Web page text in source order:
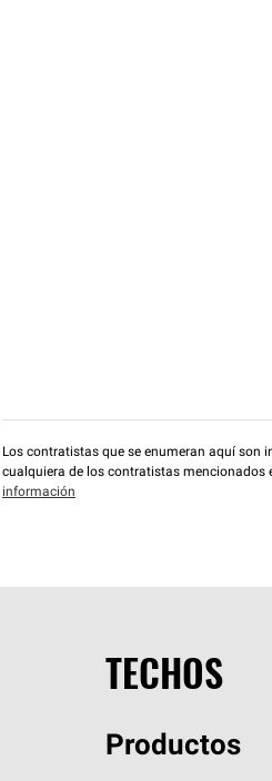
Los contratistas que se enumeran aquí son
cualquiera de los contratistas mencionados
información
TECHOS
Productos